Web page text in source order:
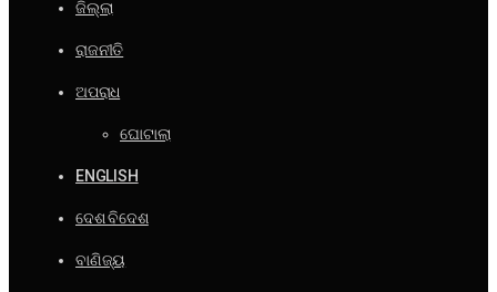
ଜିଲ୍ଲା
ରାଜନୀତି
ଅପରାଧ
ଘୋଟାଲା
ENGLISH
ଦେଶ ବିଦେଶ
ବାଣିଜ୍ୟ